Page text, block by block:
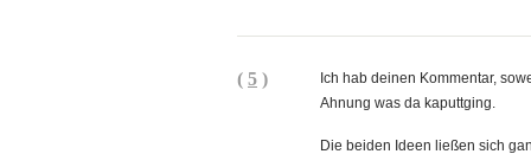
( 5 )
Ich hab deinen Kommentar,
Ahnung was da kaputtging.
Die beiden Ideen ließen sich